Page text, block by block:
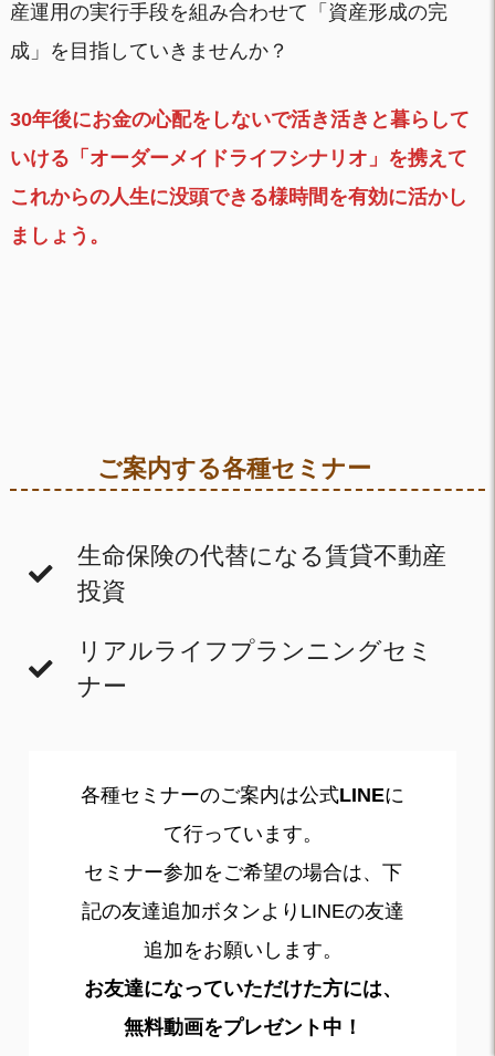
産運用の実行手段を組み合わせて「資産形成の完
成」を目指していきませんか？
30年後にお金の心配をしないで活き活きと暮らして
いける「オーダーメイドライフシナリオ」を携えて
これからの人生に没頭できる様時間を有効に活かし
ましょう。
ご案内する各種セミナー
生命保険の代替になる賃貸不動産
投資
リアルライフプランニングセミ
ナー
各種セミナーのご案内は公式LINEに
て行っています。
セミナー参加をご希望の場合は、下
記の友達追加ボタンよりLINEの友達
追加をお願いします。
お友達になっていただけた方には、
無料動画をプレゼント中！